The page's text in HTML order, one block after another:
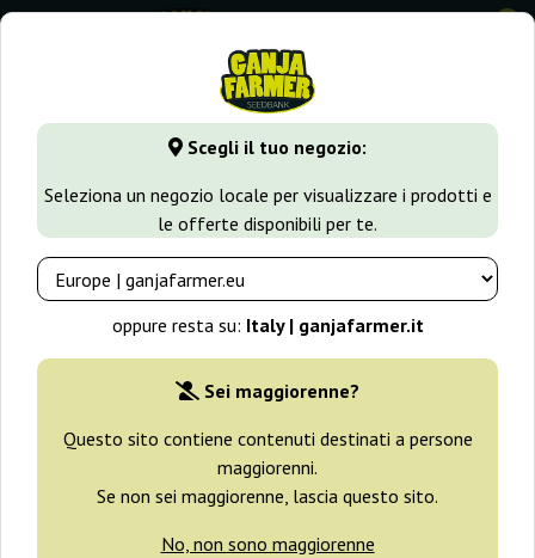
Scegli il tuo negozio:
Seleziona un negozio locale per visualizzare i prodotti e
le offerte disponibili per te.
oppure resta su: Italy | ganjafarmer.it
Sei maggiorenne?
Questo sito contiene contenuti destinati a persone
maggiorenni.
Se non sei maggiorenne, lascia questo sito.
No, non sono maggiorenne
0
GanjaFarmer.it Varietà di Cannabis Critical Critical Kush
-25%
+ omaggi